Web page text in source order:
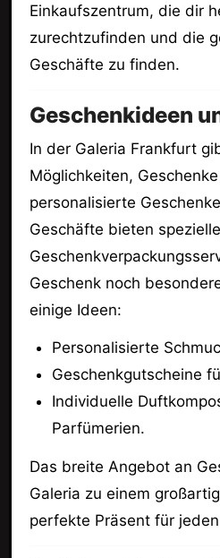
Einkaufszentrum, die dir
zurechtzufinden und die
Geschäfte zu finden.
Geschenkideen
In der Galeria Frankfurt
Möglichkeiten,
personalisierte
Geschäfte bieten spezielle
Geschenk noch
einige Ideen:
Personalisierte
Geschenkgutscheine
Individuelle
Parfümerien.
Das breite Angebot an
Galeria zu einem
perfekte Präsent für